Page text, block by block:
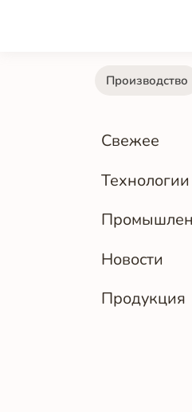
Производство
Свежее
Технологии
Новости
Продукция